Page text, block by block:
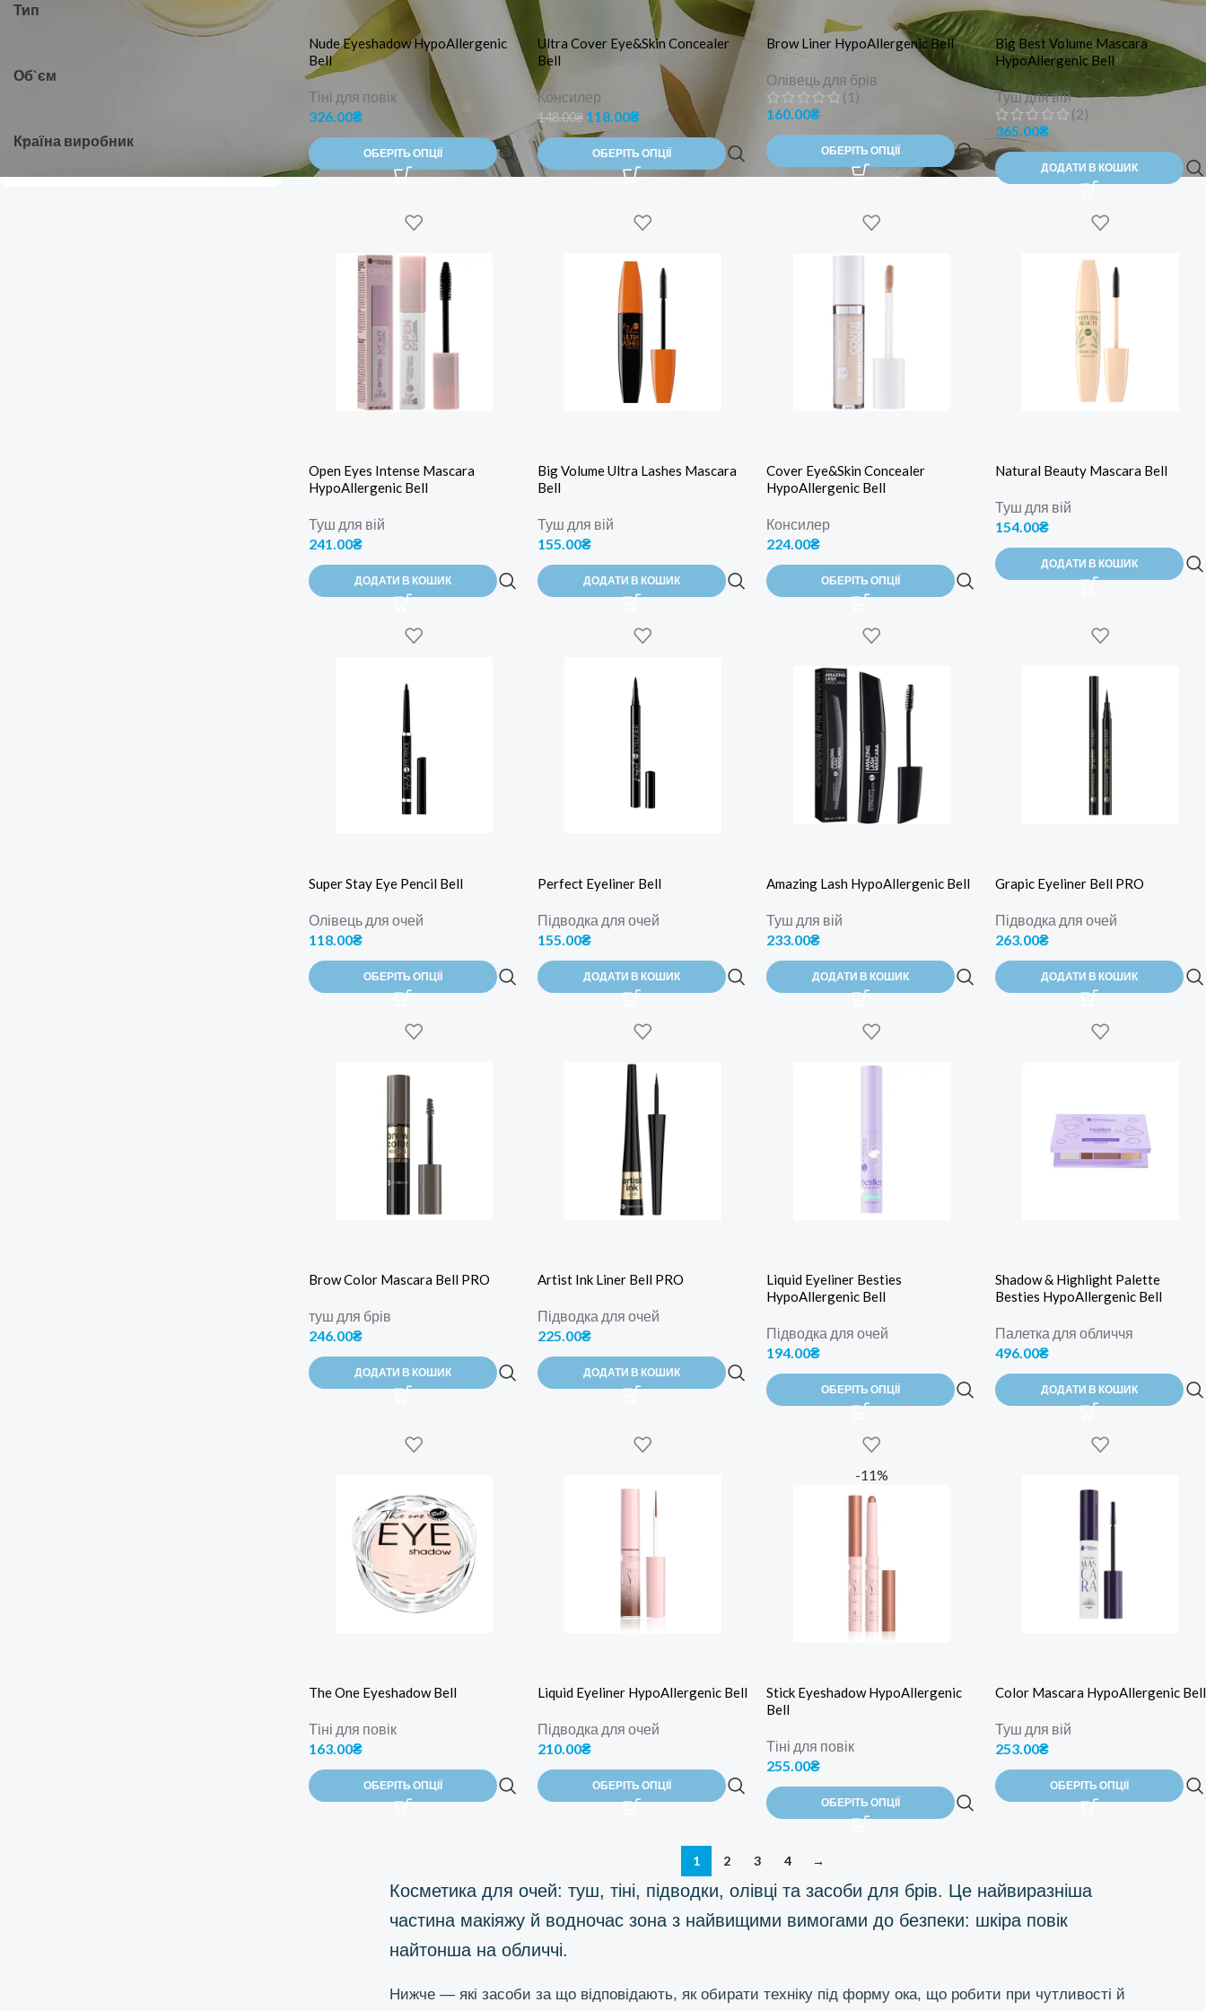
Тип
Об`єм
Країна виробник
Nude Eyeshadow HypoAllergenic
Bell
Тіні для повік
326.00₴
ОБЕРІТЬ ОПЦІЇ
Ultra Cover Eye&Skin Concealer
Bell
Консилер
148.00₴ 118.00₴
ОБЕРІТЬ ОПЦІЇ
Brow Liner HypoAllergenic Bell
Олівець для брів
(1)
160.00₴
ОБЕРІТЬ ОПЦІЇ
Big Best Volume Mascara
HypoAllergenic Bell
Туш для вій
(2)
365.00₴
ДОДАТИ В КОШИК
Open Eyes Intense Mascara
HypoAllergenic Bell
Туш для вій
241.00₴
ДОДАТИ В КОШИК
Big Volume Ultra Lashes Mascara
Bell
Туш для вій
155.00₴
ДОДАТИ В КОШИК
Cover Eye&Skin Concealer
HypoAllergenic Bell
Консилер
224.00₴
ОБЕРІТЬ ОПЦІЇ
Natural Beauty Mascara Bell
Туш для вій
154.00₴
ДОДАТИ В КОШИК
Super Stay Eye Pencil Bell
Олівець для очей
118.00₴
ОБЕРІТЬ ОПЦІЇ
Perfect Eyeliner Bell
Підводка для очей
155.00₴
ДОДАТИ В КОШИК
Amazing Lash HypoAllergenic Bell
Туш для вій
233.00₴
ДОДАТИ В КОШИК
Grapic Eyeliner Bell PRO
Підводка для очей
263.00₴
ДОДАТИ В КОШИК
Brow Color Mascara Bell PRO
туш для брів
246.00₴
ДОДАТИ В КОШИК
Artist Ink Liner Bell PRO
Підводка для очей
225.00₴
ДОДАТИ В КОШИК
Liquid Eyeliner Besties
HypoAllergenic Bell
Підводка для очей
194.00₴
ОБЕРІТЬ ОПЦІЇ
Shadow & Highlight Palette
Besties HypoAllergenic Bell
Палетка для обличчя
496.00₴
ДОДАТИ В КОШИК
The One Eyeshadow Bell
Тіні для повік
163.00₴
ОБЕРІТЬ ОПЦІЇ
Liquid Eyeliner HypoAllergenic Bell
Підводка для очей
210.00₴
ОБЕРІТЬ ОПЦІЇ
-11%
Stick Eyeshadow HypoAllergenic
Bell
Тіні для повік
255.00₴
ОБЕРІТЬ ОПЦІЇ
Color Mascara HypoAllergenic Bell
Туш для вій
253.00₴
ОБЕРІТЬ ОПЦІЇ
1 2 3 4 →
Косметика для очей: туш, тіні, підводки, олівці та засоби для брів. Це найвиразніша
частина макіяжу й водночас зона з найвищими вимогами до безпеки: шкіра повік
найтонша на обличчі.
Нижче — які засоби за що відповідають, як обирати техніку під форму ока, що робити при чутливості й